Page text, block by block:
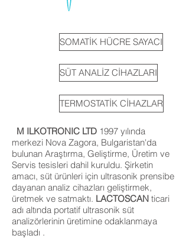
M ILKOTRONIC LTD 1997 yılında
merkezi Nova Zagora, Bulgaristan'da
bulunan Araştırma, Geliştirme, Üretim ve
Servis tesisleri dahil kuruldu. Şirketin
amacı, süt ürünleri için ultrasonik prensibe
dayanan analiz cihazları geliştirmek,
üretmek ve satmaktı. LACTOSCAN ticari
adı altında portatif ultrasonik süt
analizörlerinin üretimine odaklanmaya
başladı .
SÜT ANALİZ CİHAZLARI
TERMOSTATİK CİHAZLAR
SOMATİK HÜCRE SAYACI